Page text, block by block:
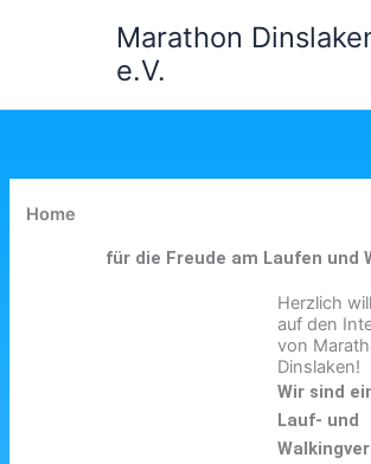
Marathon
e.V.
Home
für die Freude am Laufen und
Herzlich
auf den
von
Dinslaken!
Wir sind
Lauf- und